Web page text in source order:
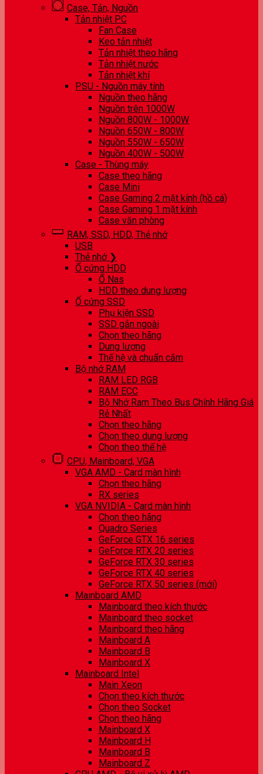
Case, Tản, Nguồn
Tản nhiệt PC
Fan Case
Keo tản nhiệt
Tản nhiệt theo hãng
Tản nhiệt nước
Tản nhiệt khí
PSU - Nguồn máy tính
Nguồn theo hãng
Nguồn trên 1000W
Nguồn 800W - 1000W
Nguồn 650W - 800W
Nguồn 550W - 650W
Nguồn 400W - 500W
Case - Thùng máy
Case theo hãng
Case Mini
Case Gaming 2 mặt kính (hồ cá)
Case Gaming 1 mặt kính
Case văn phòng
RAM, SSD, HDD, Thẻ nhớ
USB
Thẻ nhớ ❯
Ổ cứng HDD
Ổ Nas
HDD theo dung lượng
Ổ cứng SSD
Phụ kiện SSD
SSD gắn ngoài
Chọn theo hãng
Dung lượng
Thế hệ và chuẩn cắm
Bộ nhớ RAM
RAM LED RGB
RAM ECC
Bộ Nhớ Ram Theo Bus Chính Hãng Giá
Rẻ Nhất
Chọn theo hãng
Chọn theo dung lượng
Chọn theo thế hệ
CPU, Mainboard, VGA
VGA AMD - Card màn hình
Chọn theo hãng
RX series
VGA NVIDIA - Card màn hình
Chọn theo hãng
Quadro Series
GeForce GTX 16 series
GeForce RTX 20 series
GeForce RTX 30 series
GeForce RTX 40 series
GeForce RTX 50 series (mới)
Mainboard AMD
Mainboard theo kích thước
Mainboard theo socket
Mainboard theo hãng
Mainboard A
Mainboard B
Mainboard X
Mainboard Intel
Main Xeon
Chọn theo kích thước
Chọn theo Socket
Chọn theo hãng
Mainboard X
Mainboard H
Mainboard B
Mainboard Z